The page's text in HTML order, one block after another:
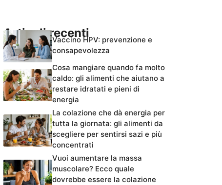
Articoli recentiVaccino HPV: prevenzione e
consapevolezza
Cosa mangiare quando fa molto
caldo: gli alimenti che aiutano a
restare idratati e pieni di
energia
La colazione che dà energia per
tutta la giornata: gli alimenti da
scegliere per sentirsi sazi e più
concentrati
Vuoi aumentare la massa
muscolare? Ecco quale
dovrebbe essere la colazione